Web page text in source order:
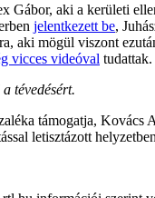
aki a kerületi
jelentkezett be,
aki mögül viszont
vicces videóval tudattak.
tévedésért.
támogatja, Kovács
letisztázott